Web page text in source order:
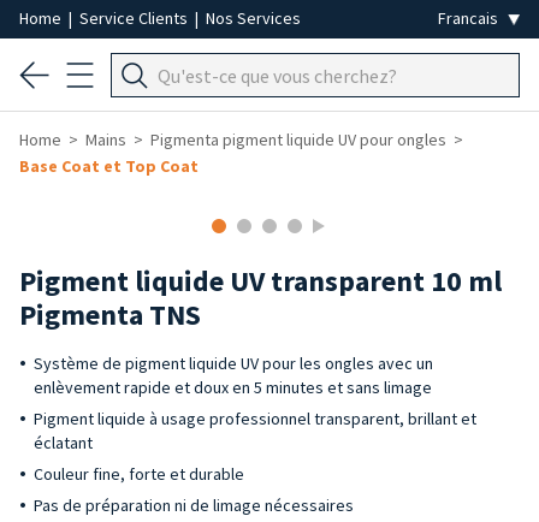
Home | Service Clients | Nos Services
Home Mains
Pigmenta pigment liquide UV pour ongles
Base Coat et Top Coat
Pigment liquide UV transparent 10 ml
Pigmenta TNS
Système de pigment liquide UV pour les ongles avec un
enlèvement rapide et doux en 5 minutes et sans limage
Pigment liquide à usage professionnel transparent, brillant et
éclatant
Couleur fine, forte et durable
Pas de préparation ni de limage nécessaires